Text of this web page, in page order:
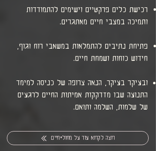
רכישת כלים פרקטיים וישימים להתמודדות
ותמיכה במצבי חיים מאתגרים.
​פתיחת נתיבים להתמלאות במשאבי רוח וגוף,
חידוש כוחות ושמחת חיים.
ובעיקר בעיקר, הנאה צרופה של כניסה למימד
התנועה שבו מזדקקות אמיתות החיים לרגעים
של שלמות, השלמה ותואם.
רוצה לקרוא עוד על מחול•חיים